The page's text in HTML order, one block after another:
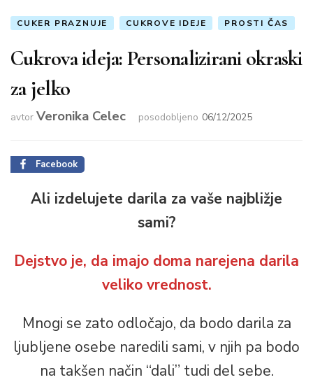
CUKER PRAZNUJE CUKROVE IDEJE PROSTI ČAS
Cukrova ideja: Personalizirani okraski
za jelko
avtor Veronika Celec posodobljeno 06/12/2025
Facebook
Ali izdelujete darila za vaše najbližje
sami?
Dejstvo je, da imajo doma narejena darila
veliko vrednost.
Mnogi se zato odločajo, da bodo darila za
ljubljene osebe naredili sami, v njih pa bodo
na takšen način “dali” tudi del sebe.